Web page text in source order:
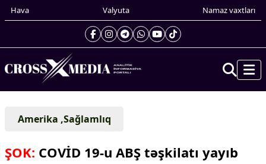
Hava Valyuta Namaz vaxtları
Gündəm
Xarici xəbərlər
Amerika ,Sağlamlıq
ŞOK: COVİD 19-u ABŞ təşkilatı yayıb